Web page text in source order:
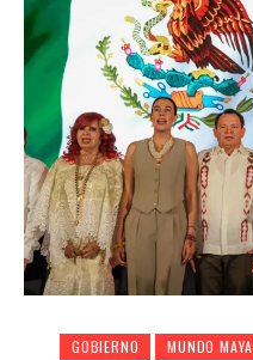
GOBIERNO MUNDO MAYA